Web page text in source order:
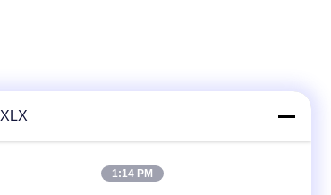
XLX
1:14 PM